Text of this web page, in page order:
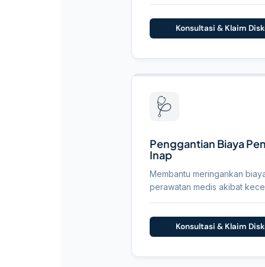
Konsultasi & Klaim
🩺
Penggantian Biaya
Inap
Membantu meringankan
perawatan medis akibat
Konsultasi & Klaim